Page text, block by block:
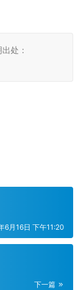
处：
6月16日 下午11:20
下一篇